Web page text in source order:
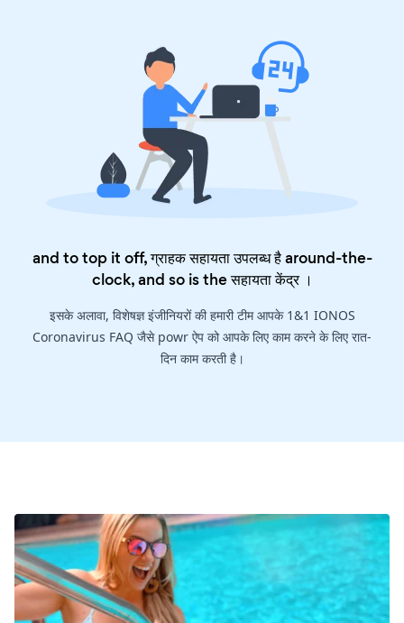
and to top it off, ग्राहक सहायता उपलब्ध है around-the-
clock, and so is theसहायता केंद्र।
इसके अलावा, विशेषज्ञ इंजीनियरों की हमारी टीम आपके 1&1 IONOS
Coronavirus FAQ जैसे powr ऐप को आपके लिए काम करने के लिए रात-
दिन काम करती है।